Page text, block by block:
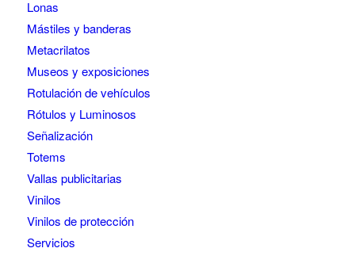
Lonas
Mástiles y banderas
Metacrilatos
Museos y exposiciones
Rotulación de vehículos
Rótulos y Luminosos
Señalización
Totems
Vallas publicitarias
Vinilos
Vinilos de protección
Servicios